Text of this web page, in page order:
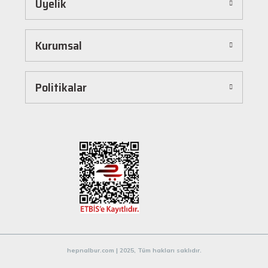
Hepnalbur.com, kullanıcı dostu arayüzü sayesinde alışverişi keyifli bir deneyime
dönüştürür. Ürünleri kategorilere göre sıralayabilir, arama kutusunu kullanarak
istediğiniz ürünü anında bulabilirsiniz. Ayrıca ürün sayfalarımızda detaylı açıklamalar ve
ürün özellikleri yer alır, böylece tercih etmek istediğiniz ürün hakkında tüm bilgilere
hızlıca siparişinizi tamamlayabilirsiniz.
Hızlı Kargo ve Güvenilir Teslimat
Hepnalbur.com olarak müşterilerimize en hızlı şekilde ürünlerini ulaştırmak için özenle
Müşteri Destek Hattı ile İletişim
Herhangi bir soru, öneri veya şikayetiniz için müşteri destek ekibimiz her zaman
hizmetinizdedir. İletişim sayfamız üzerinden bize ulaşabilir veya canlı destek
hattımızdan anında yardım alabilirsiniz. Siz değerli müşterilerimizin memnuniyeti, en
ve güvenilir alışveriş deneyimiyle ihtiyaçlarınızı karşılamak için buradayız.
Kurumsal
Politikalar
hepnalbur.com | 2025, Tüm hakları saklıdır.